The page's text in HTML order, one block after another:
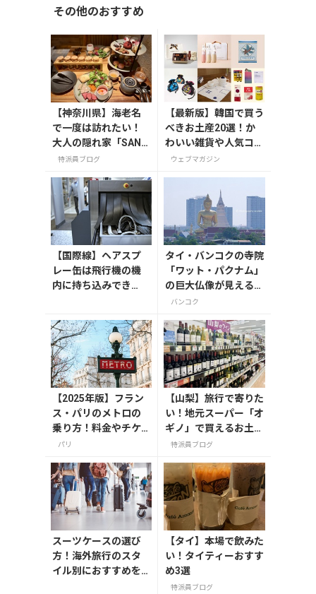
その他のおすすめ
【神奈川県】海老名
で一度は訪れたい！
大人の隠れ家「SAND
GLASS 熾火」で味わ
ー
特派員ブログ
【最新版】韓国で買う
べきお土産20選！か
わいい雑貨や人気コス
メを紹介
ウェブマガジン
【国際線】ヘアスプ
レー缶は飛行機の機
内に持ち込みでき
タイ・バンコクの寺院
「ワット・パクナム」
の巨大仏像が見えるカ
フェ3軒巡り
バンコク
【2025年版】フラン
ス・パリのメトロの
乗り方！料金やチケ
ットの種類、注意点
パリ
【山梨】旅行で寄りた
い！地元スーパー「オ
ギノ」で買えるお土産
4選
特派員ブログ
スーツケースの選び
方！海外旅行のスタ
イル別におすすめを
【タイ】本場で飲みた
い！タイティーおすす
め3選
特派員ブログ